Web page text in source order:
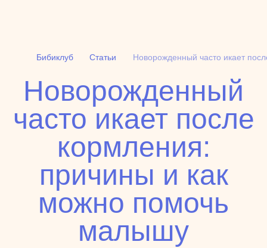
Бибиклуб Статьи Новорожденный часто икает
Новорожденный
часто икает после
кормления:
причины и как
можно помочь
малышу